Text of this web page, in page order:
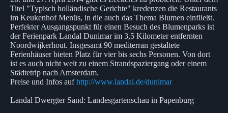
Titel "Typisch holländische Gerichte" kredenzen die Restaurants
im Keukenhof Menüs, in die auch das Thema Blumen einfließt.
Perfekter Ausgangspunkt für einen Besuch des Blumenparks ist
der Ferienpark Landal Dunimar im 3,5 Kilometer entfernten
Noordwijkerhout. Insgesamt 90 mediterran gestaltete
Ferienhäuser bieten Platz für vier bis sechs Personen. Von dort
ist es auch nicht weit zu einem Strandspaziergang oder einem
Städtetrip nach Amsterdam.
Preise und Infos aufhttp://www.landal.de/dunimar
Landal Dwergter Sand: Landesgartenschau in Papenburg